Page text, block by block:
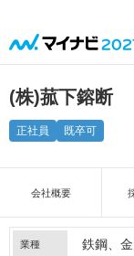
(株)菰下鎔断
正社員 既卒可
会社概要
業種 鉄鋼